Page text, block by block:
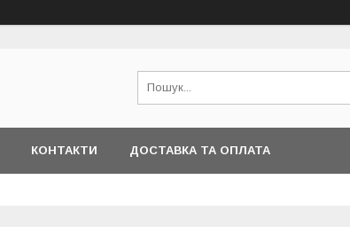
КОНТАКТИ ДОСТАВКА ТА ОПЛАТА